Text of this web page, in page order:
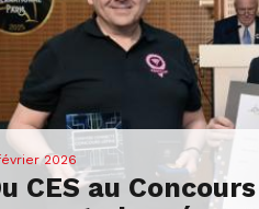
2026
CES au